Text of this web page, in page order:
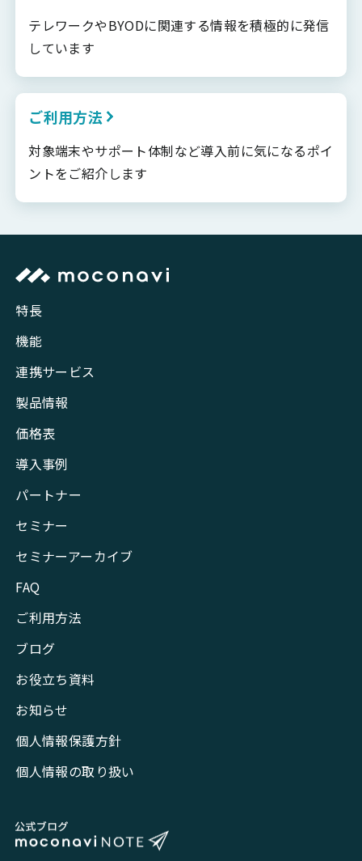
テレワークやBYODに関連する情報を積極的に発信
しています
ご利用方法
対象端末やサポート体制など導入前に気になるポイ
ントをご紹介します
特長
機能
連携サービス
製品情報
価格表
導入事例
パートナー
セミナー
セミナーアーカイブ
FAQ
ご利用方法
ブログ
お役立ち資料
お知らせ
個人情報保護方針
個人情報の取り扱い